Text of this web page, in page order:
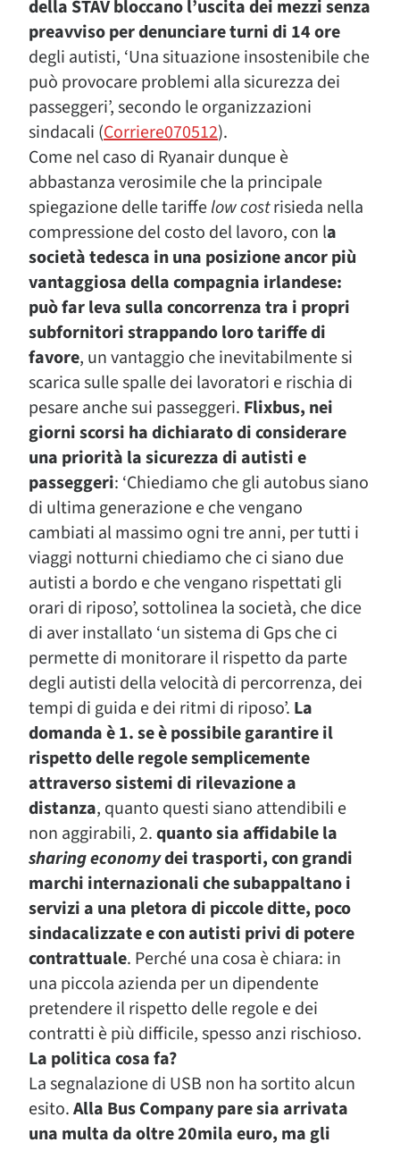
della STAV bloccano l’uscita dei mezzi senza
preavviso per denunciare turni di 14 ore
degli autisti, ‘Una situazione insostenibile che
può provocare problemi alla sicurezza dei
passeggeri’, secondo le organizzazioni
sindacali (Corriere070512).
Come nel caso di Ryanair dunque è
abbastanza verosimile che la principale
spiegazione delle tariffelow costrisieda nella
compressione del costo del lavoro, con la
società tedesca in una posizione ancor più
vantaggiosa della compagnia irlandese:
può far leva sulla concorrenza tra i propri
subfornitori strappando loro tariffe di
favore, un vantaggio che inevitabilmente si
scarica sulle spalle dei lavoratori e rischia di
pesare anche sui passeggeri. Flixbus, nei
giorni scorsi ha dichiarato di considerare
una priorità la sicurezza di autisti e
passeggeri: ‘Chiediamo che gli autobus siano
di ultima generazione e che vengano
cambiati al massimo ogni tre anni, per tutti i
viaggi notturni chiediamo che ci siano due
autisti a bordo e che vengano rispettati gli
orari di riposo’, sottolinea la società, che dice
di aver installato ‘un sistema di Gps che ci
permette di monitorare il rispetto da parte
degli autisti della velocità di percorrenza, dei
tempi di guida e dei ritmi di riposo’. La
domanda è 1. se è possibile garantire il
rispetto delle regole semplicemente
attraverso sistemi di rilevazione a
distanza, quanto questi siano attendibili e
non aggirabili, 2.quanto sia affidabile la
sharing economydei trasporti, con grandi
marchi internazionali che subappaltano i
servizi a una pletora di piccole ditte, poco
sindacalizzate e con autisti privi di potere
contrattuale. Perché una cosa è chiara: in
una piccola azienda per un dipendente
pretendere il rispetto delle regole e dei
contratti è più difficile, spesso anzi rischioso.
La politica cosa fa?
La segnalazione di USB non ha sortito alcun
esito.Alla Bus Company pare sia arrivata
una multa da oltre 20mila euro, ma gli